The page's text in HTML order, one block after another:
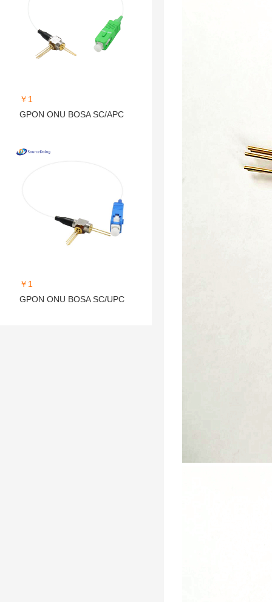
￥1
GPON ONU BOSA SC/APC
￥1
GPON ONU BOSA SC/UPC